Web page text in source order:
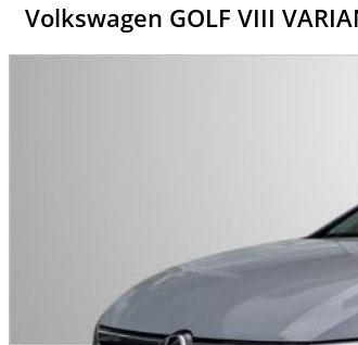
Volkswagen GOLF VIII